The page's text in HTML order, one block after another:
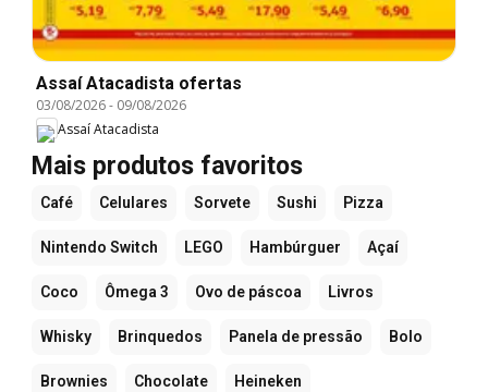
Assaí Atacadista ofertas
03/08/2026- 09/08/2026
Assaí Atacadista
Mais produtos favoritos
Café Celulares Sorvete Sushi Pizza
Nintendo Switch LEGO Hambúrguer Açaí
Coco Ômega 3 Ovo de páscoa Livros
Whisky Brinquedos Panela de pressão Bolo
Brownies Chocolate Heineken